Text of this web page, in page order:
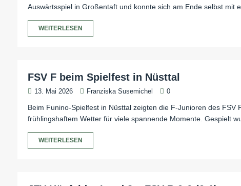
Auswärtsspiel in Großentaft und konnte sich am Ende selbst mit
WEITERLESEN
FSV F beim Spielfest in Nüsttal
13. Mai 2026 Franziska Susemichel 0
Beim Funino-Spielfest in Nüsttal zeigten die F-Junioren des
frühlingshaftem Wetter für viele spannende Momente. Gespielt
WEITERLESEN